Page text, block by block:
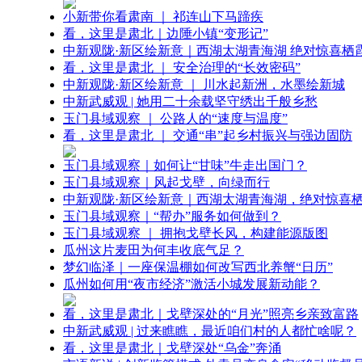
小新带你看肃南 ｜ 祁连山下马蹄疾
看，这里是肃北｜边陲小镇“变形记”
中新观陇·新区绘新意｜西湖太湖青海湖 绝对惊喜栖
看，这里是肃北 ｜ 安全治理的“长效密码”
中新观陇·新区绘新意 ｜ 川水起新洲，水墨绘新城
中新武威观 | 她用二十余载坚守绣出千般乡愁
玉门县域观察 ｜ 公路人的“速度与温度”
看，这里是肃北 ｜ 交通“串”起乡村振兴与强边固防
玉门县域观察｜如何让“甘味”牛走出国门？
玉门县域观察｜风起戈壁，向绿而行
中新观陇·新区绘新意｜西湖太湖青海湖，绝对惊喜
玉门县域观察｜“帮办”服务如何做到？
玉门县域观察 ｜ 拥抱戈壁长风，构建能源版图
瓜州这片麦田为何丰收底气足？
梦幻临泽｜一座保温棚如何改写西北养蟹“日历”
瓜州如何用“夜市经济”激活小城发展新动能？
看，这里是肃北｜戈壁深处的“月光”照亮乡亲致富路
中新武威观 | 过来瞧瞧，最近咱们村的人都忙啥呢？
看，这里是肃北｜戈壁深处“乌金”奔涌